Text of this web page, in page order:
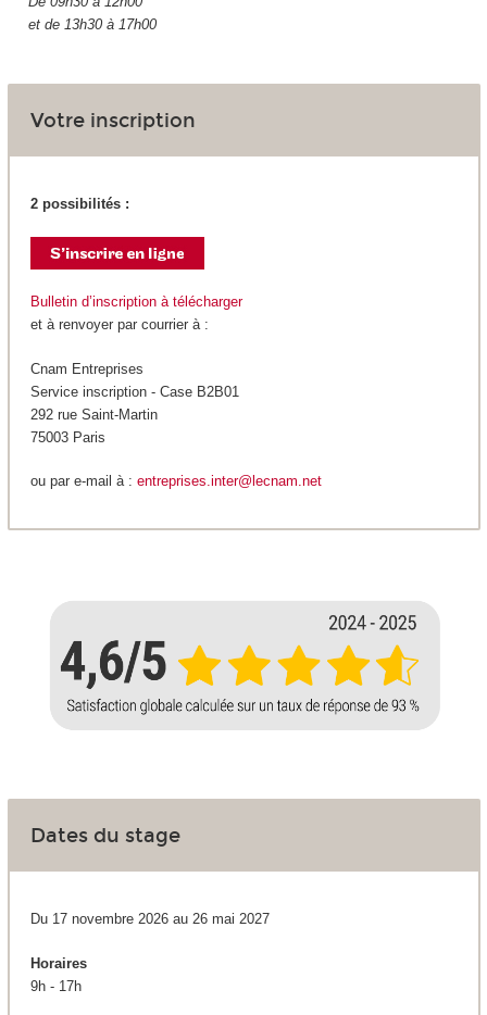
et de 13h30 à 17h00
Votre inscription
2 possibilités :
Bulletin d’inscription à télécharger
et à renvoyer par courrier à :
Cnam Entreprises
Service inscription - Case B2B01
292 rue Saint-Martin
75003 Paris
ou par e-mail à : entreprises.inter@lecnam.net
Dates du stage
Du 17 novembre 2026 au 26 mai 2027
Horaires
9h - 17h